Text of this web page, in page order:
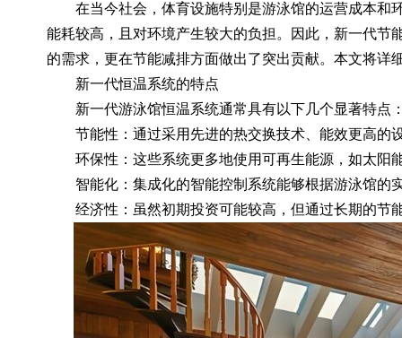
在当今社会，体育设施特别是游泳馆的运营成本和
能耗较高，且对环境产生较大的负担。因此，新一代节
的需求，更在节能减排方面做出了突出贡献。本文将
新一代恒温系统的特点
新一代游泳馆恒温系统通常具有以下几个显著特点
节能性：通过采用先进的热交换技术、能效更高的
环保性：这些系统更多地使用可再生能源，如太阳
智能化：集成化的智能控制系统能够根据游泳馆的
经济性：虽然初期投资可能较高，但通过长期的节